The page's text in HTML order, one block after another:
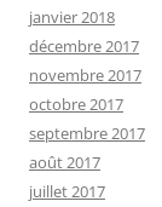
janvier 2018
décembre 2017
novembre 2017
octobre 2017
septembre 2017
août 2017
juillet 2017